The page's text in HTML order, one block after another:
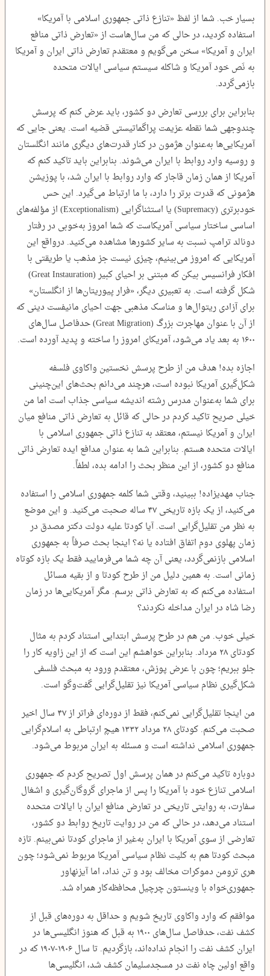
بسیار خب. شما از لفظ «تنازع ذاتی جمهوری اسلامی با آمریکا»
استفاده کردید، در حالی که من سال‌هاست از «تعارض ذاتی منافع
ایران و آمریکا» سخن می‌گویم و معتقدم تعارض ذاتی ایران و آمریکا
به نَص خود آمریکا و شاکله سیستم سیاسی ایالات متحده
بازمی‌گردد.
بنابراین برای بررسی تعارض دو کشور، باید عرض کنم که پرسش
چندوجهی شما نقطه عزیمت پراگماتیستی قضیه است. یعنی جایی که
آمریکایی‌ها به‌عنوان هژمون در کنار قدرت‌های دیگری مانند انگلستان
و روسیه وارد روابط با ایران می‌شوند. بنابراین باید تاکید کنم که
آمریکا از همان زمان قاجار که وارد روابط با ایران شد، با پوزیشن
هژمونی که قدرت برتر را دارد، با ما ارتباط می‌گیرد. این حس
خودبرتری (Supremacy) یا استثناگرایی (Exceptionalism) از مؤلفه‌های
اساسی ساختار سیاسی آمریکاست که شما امروز به‌خوبی در رفتار
دونالد ترامپ نسبت به سایر کشورها مشاهده می‌کنید. درواقع این
آمریکایی که امروز می‌بینیم، چیزی نیست جز مذهب یا طریقتی با
افکار فرانسیس بیکن که مبتنی بر احیای کبیر (Great Instauration)
شکل گرفته است. به تعبیری دیگر، «فرار پیوریتان‌ها از انگلستان»
برای آزادی ریتوال‌ها و مناسک مذهبی جهت احیای مانیفست دینی که
از آن با عنوان مهاجرت بزرگ (Great Migration) حدفاصل سال‌های
۱۶۰۰ به بعد یاد می‌شود، آمریکای امروز را ساخته و پدید آورده است.
اجازه بده! هدف من از طرح پرسش نخستین واکاوی فلسفه
شکل‌گیری آمریکا نبوده است، هرچند می‌دانم بحث‌های این‌چنینی
برای شما به‌عنوان مدرس رشته اندیشه سیاسی جذاب است اما من
خیلی صریح تاکید کردم در حالی که قائل به تعارض ذاتی منافع میان
ایران و آمریکا نیستم، معتقد به تنازع ذاتی جمهوری اسلامی با
ایالات متحده هستم. بنابراین شما به عنوان مدافع ایده تعارض ذاتی
منافع دو کشور، از این منظر بحث را ادامه بده، لطفاً.
جناب مهدیزاده! ببینید، وقتی شما کلمه جمهوری اسلامی را استفاده
می‌کنید، از یک بازه تاریخی ۴۷ ساله صحبت می‌کنید. و این موضع
به نظر من تقلیل‌گرایی است. آیا کودتا علیه دولت دکتر مصدق در
زمان پهلوی دوم اتفاق افتاده یا نه؟ اینجا بحث صرفاً به جمهوری
اسلامی بازنمی‌گردد، یعنی آن چه شما می‌فرمایید فقط یک بازه کوتاه
زمانی است. به همین دلیل من از طرح کودتا و از بقیه مسائل
استفاده می‌کنم که به تعارض ذاتی برسم. مگر آمریکایی‌ها در زمان
رضا شاه در ایران مداخله نکردند؟
خیلی خوب. من هم در طرح پرسش ابتدایی استناد کردم به مثال
کودتای ۲۸ مرداد. بنابراین خواهشم این است که از این زاویه کار را
جلو ببریم؛ چون با عرض پوزش، معتقدم ورود به مبحث فلسفی
شکل‌گیری نظام سیاسی آمریکا نیز تقلیل‌گرایی گفت‌وگو است.
من اینجا تقلیل‌گرایی نمی‌کنم، فقط از دوره‌ای فراتر از ۴۷ سال اخیر
صحبت می‌کنم. کودتای ۲۸ مرداد ۱۳۳۲ هیچ ارتباطی به اسلام‌گرایی
جمهوری اسلامی نداشته است و مسئله به ایران مربوط می‌شود.
دوباره تاکید می‌کنم در همان پرسش اول تصریح کردم که جمهوری
اسلامی تنازع خود با آمریکا را پس از ماجرای گروگان‌گیری و اشغال
سفارت، به روایتی تاریخی در تعارض منافع ایران با ایالات متحده
استناد می‌دهد، در حالی که من در روایت تاریخ روابط دو کشور،
تعارضی از سوی آمریکا با ایران به‌غیر از ماجرای کودتا نمی‌بینم. تازه
مبحث کودتا هم به کلیت نظام سیاسی آمریکا مربوط نمی‌شود؛ چون
هری ترومن دموکرات مخالف بود و تن نداد، اما آیزنهاور
جمهوری‌خواه با وینستون چرچیل محافظه‌کار همراه شد.
موافقم که وارد واکاوی تاریخ شویم و حداقل به دوره‌های قبل از
کشف نفت، حدفاصل سال‌های ۱۹۰۰ به قبل که هنوز انگلیسی‌ها در
ایران کشف نفت را انجام نداده‌اند، بازگردیم. تا سال ۱۹۰۶-۱۹۰۷ که در
واقع اولین چاه نفت در مسجد‌سلیمان کشف شد، انگلیسی‌ها